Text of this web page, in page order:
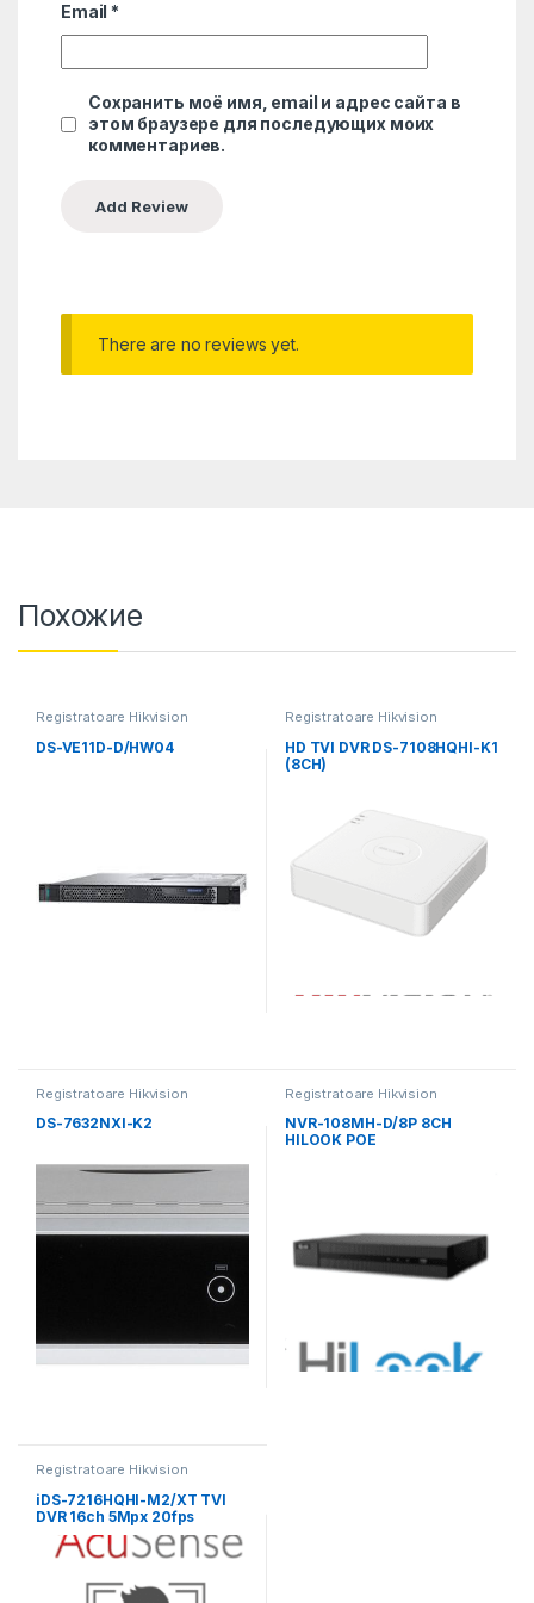
Email *
Сохранить моё имя, email и адрес сайта в
этом браузере для последующих моих
комментариев.
There are no reviews yet.
Похожие
Registratoare Hikvision
DS-VE11D-D/HW04
Registratoare Hikvision
HD TVI DVR DS-7108HQHI-K1
(8CH)
Registratoare Hikvision
DS-7632NXI-K2
Registratoare Hikvision
NVR-108MH-D/8P 8CH
HILOOK POE
Registratoare Hikvision
iDS-7216HQHI-M2/XT TVI
DVR 16ch 5Mpx 20fps